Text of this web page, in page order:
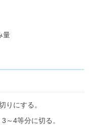
量
りにする。
～4等分に切る。